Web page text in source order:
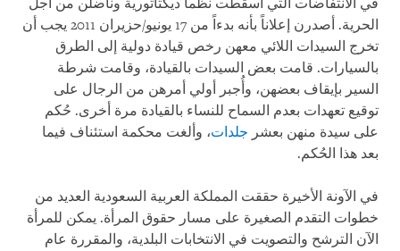
في الانتفاضات التي أسقطت نظما ديكتاتورية وناضلن من أجل
الحرية. أصدرن إعلاناً بأنه بدءاً من 17 يونيو/حزيران 2011 يجب أن
تخرج السيدات اللائي معهن رخص قيادة دولية إلى الطرق
بالسيارات. قامت بعض السيدات بالقيادة، وقامت شرطة
السير بإيقاف بعضهن، وأُجبر أولي أمرهن من الرجال على
توقيع تعهدات بعدم السماح للنساء بالقيادة مرة أخرى. حُكم
على سيدة منهن بعشر جلدات، وألغت محكمة استئناف فيما
بعد هذا الحُكم.
في الآونة الأخيرة حققت المملكة العربية السعودية العديد من
خطوات التقدم الصغيرة على مسار حقوق المرأة. يمكن للمرأة
الآن الترشح والتصويت في الانتخابات البلدية، والمقررة عام